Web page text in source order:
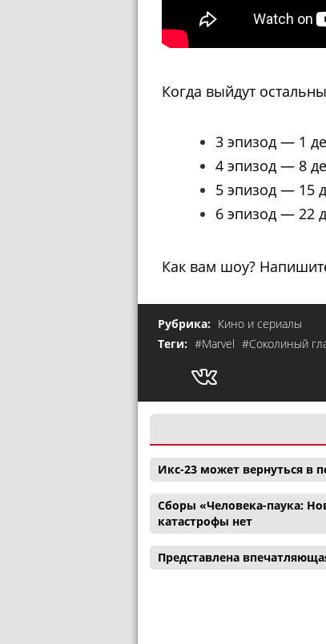
Когда выйдут
3 эпизод — 1
4 эпизод — 8
5 эпизод — 15
6 эпизод — 22
Как вам шоу?
Рубрика: Кино и сериалы
Теги: #Marvel #Соколиный
Икс-23 может вернуться в
Сборы «Человека-паука:
катастрофы нет
Представлена